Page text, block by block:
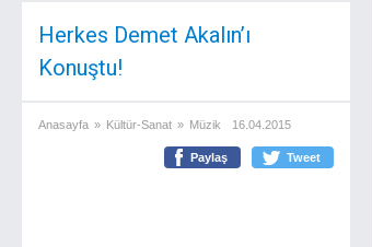
Herkes Demet Akalın’ı
Konuştu!
Anasayfa » Kültür-Sanat » Müzik 16.04.2015
Paylaş Tweet